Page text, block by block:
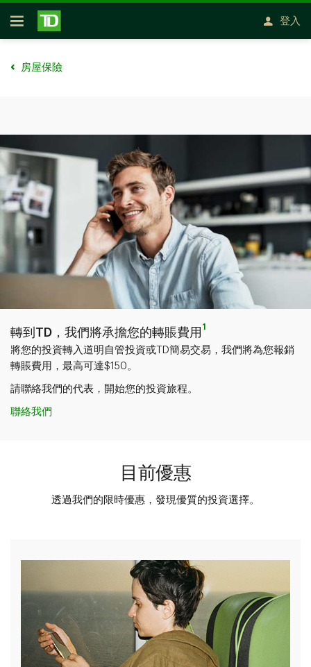
略過進入主要內容
開放式房屋貸款
登入
房屋保險
轉到TD，我們將承擔您的轉賬費用 1
將您的投資轉入道明自管投資或TD簡易交易 ，我們將為您報銷
轉賬費用，最高可達$150。
請聯絡我們的代表，開始您的投資旅程。
聯絡我們
目前優惠
透過我們的限時優惠，發現優質的投資選擇。